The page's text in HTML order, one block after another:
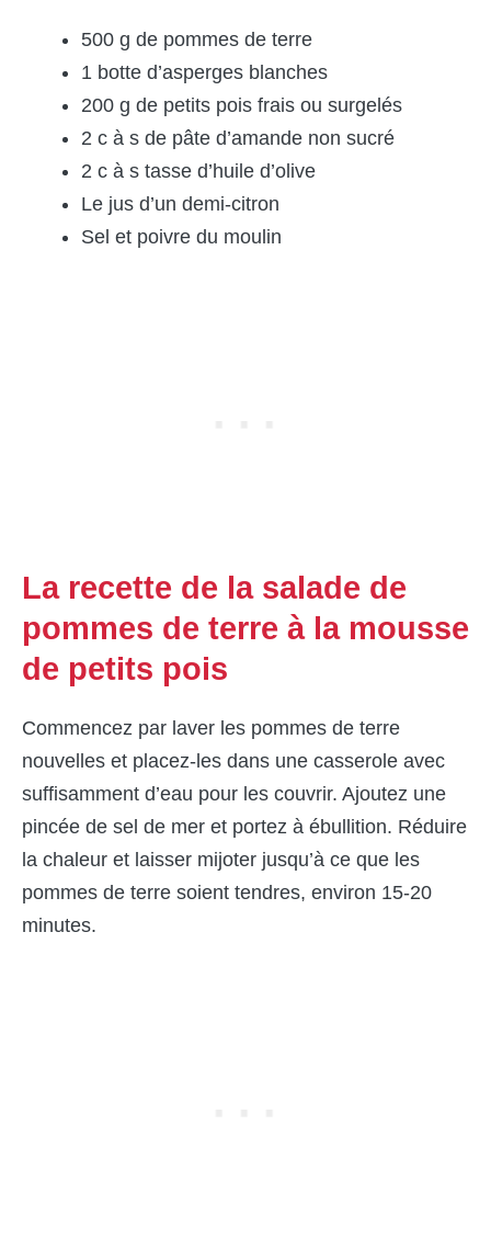
500 g de pommes de terre
1 botte d’asperges blanches
200 g de petits pois frais ou surgelés
2 c à s de pâte d’amande non sucré
2 c à s tasse d’huile d’olive
Le jus d’un demi-citron
Sel et poivre du moulin
La recette de la salade de
pommes de terre à la mousse
de petits pois
Commencez par laver les pommes de terre
nouvelles et placez-les dans une casserole avec
suffisamment d’eau pour les couvrir. Ajoutez une
pincée de sel de mer et portez à ébullition. Réduire
la chaleur et laisser mijoter jusqu’à ce que les
pommes de terre soient tendres, environ 15-20
minutes.